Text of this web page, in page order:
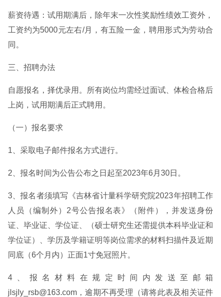
薪资待遇：试用期满后，除年末一次性奖励性绩效工资外，
工资约为5000元左右/月，有五险一金，聘用形式为劳动合
同。
三、招聘办法
自愿报名，择优录用。所有岗位均需经过面试、体检合格后
上岗，试用期满后正式聘用。
（一）报名要求
1、采取电子邮件报名方式进行。
2、报名时间为公告公布之日起至2023年6月30日。
3、报名者须填写《吉林省计量科学研究院2023年招聘工作
人员（编制外）2号公告报名表》（附件），并发送身份
证、毕业证、学位证、（硕士研究生还需提供本科毕业证和
学位证）、学历及学籍证明等岗位需求的材料扫描件及近期
同底（6个月内）正面1寸免冠照片。
4、报名材料在规定时间内发送至邮箱
jlsjly_rsb@163.com，逾期不再受理（请将此表及相关证件